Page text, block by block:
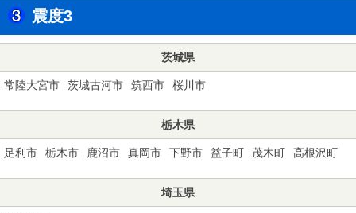
震度3
茨城県
常陸大宮市 茨城古河市 筑西市 桜川市
栃木県
足利市 栃木市 鹿沼市 真岡市 下野市 益子町 茂木町 高根沢町
埼玉県